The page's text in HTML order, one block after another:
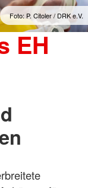
Foto: P. Citoler / DRK e.V.
EH